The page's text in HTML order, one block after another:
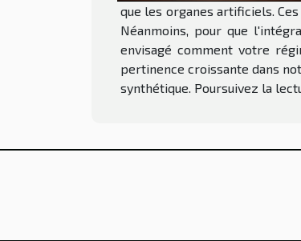
que les organes artificiels.
Néanmoins, pour que
envisagé comment votre
pertinence croissante dans
synthétique. Poursuivez la